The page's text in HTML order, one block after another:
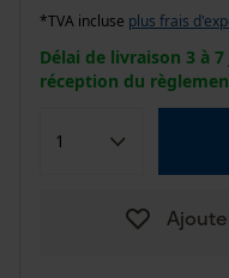
*TVA incluse plus frais
Délai de livraison 3 à
réception du